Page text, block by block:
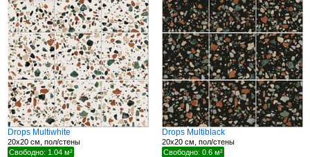
Drops Multiwhite
20x20 см, пол/стены
Свободно: 1.04 м²
Drops Multiblack
20x20 см, пол/стены
Свободно: 0.6 м²